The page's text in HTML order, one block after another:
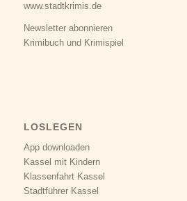
www.stadtkrimis.de
Newsletter abonnieren
Krimibuch und Krimispiel
LOSLEGEN
App downloaden
Kassel mit Kindern
Klassenfahrt Kassel
Stadtführer Kassel